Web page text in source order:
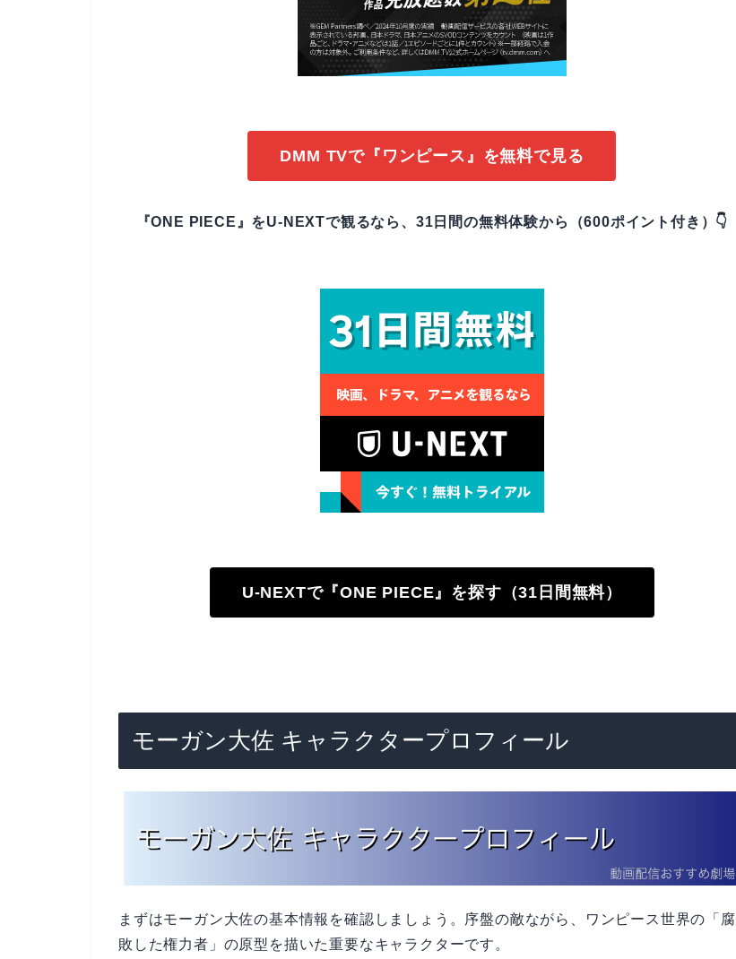
DMM TVで『ワンピース』を無料で見る
『ONE PIECE』をU-NEXTで観るなら、31日間の無料体験から（600ポイント付き）👇
U-NEXTで『ONE PIECE』を探す（31日間無料）
モーガン大佐 キャラクタープロフィール
まずはモーガン大佐の基本情報を確認しましょう。序盤の敵ながら、ワンピース世界の「腐
敗した権力者」の原型を描いた重要なキャラクターです。